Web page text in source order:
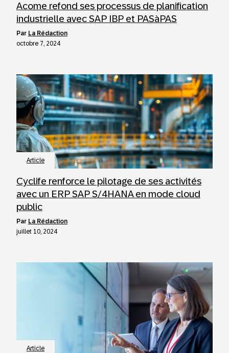
Acome refond ses processus de planification
industrielle avec SAP IBP et PASàPAS
par La Rédaction
octobre 7, 2024
Article
Cyclife renforce le pilotage de ses activités
avec un ERP SAP S/4HANA en mode cloud
public
par La Rédaction
juillet 10, 2024
Article